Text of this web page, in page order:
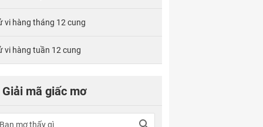
vi hàng tháng 12 cung
vi hàng tuần 12 cung
Giải mã giấc mơ